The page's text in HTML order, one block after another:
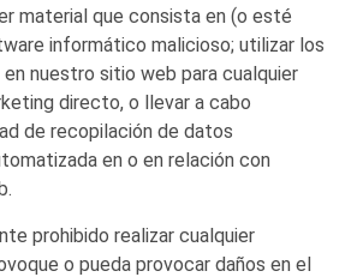
material que consista en (o esté
informático malicioso; utilizar los
nuestro sitio web para cualquier
directo, o llevar a cabo
de recopilación de datos
en o en relación con
prohibido realizar cualquier
o pueda provocar daños en el